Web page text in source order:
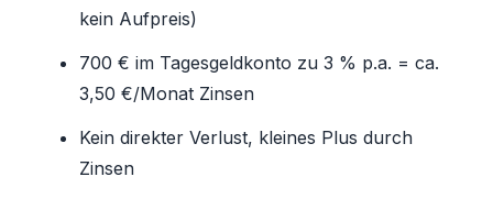
kein Aufpreis)
700 € im Tagesgeldkonto zu 3 % p.a. = ca.
3,50 €/Monat Zinsen
Kein direkter Verlust, kleines Plus durch
Zinsen